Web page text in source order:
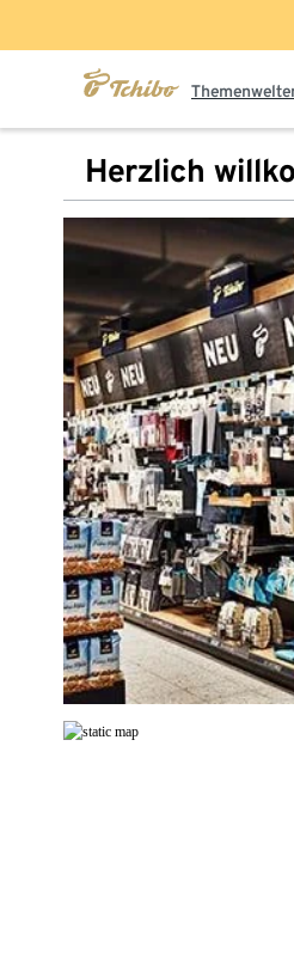
Herzlich